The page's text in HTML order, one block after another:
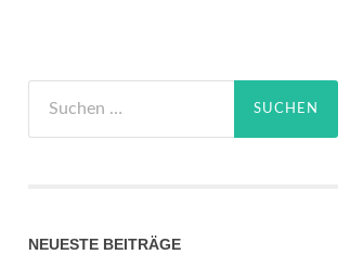
nach:
NEUESTE BEITRÄGE